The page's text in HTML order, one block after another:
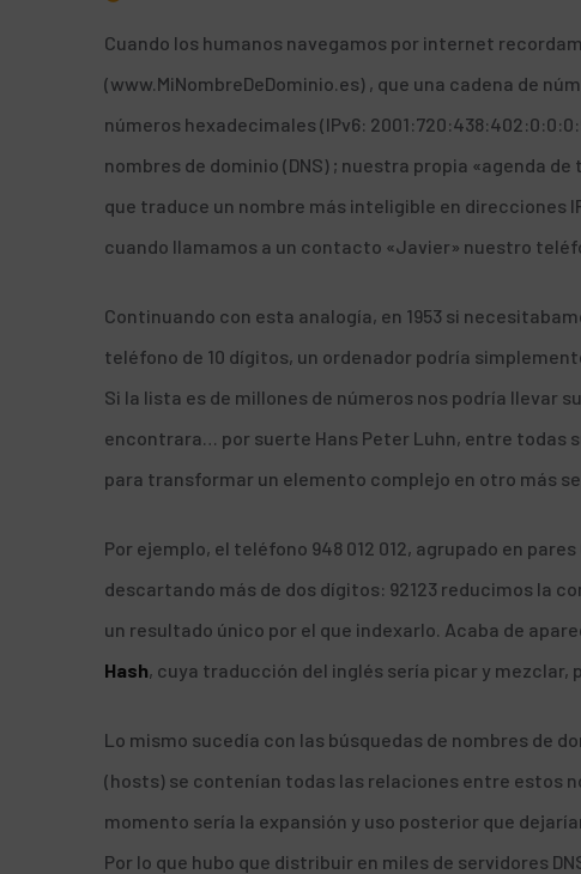
Cuando los humanos navegamos por internet
(www.MiNombreDeDominio.es) , que una cadena de
números hexadecimales (IPv6:
nombres de dominio (DNS) ; nuestra propia «agenda
que traduce un nombre más inteligible en direcciones
cuando llamamos a un contacto «Javier» nuestro
Continuando con esta analogía, en 1953 si
teléfono de 10 dígitos, un ordenador podría
Si la lista es de millones de números nos podría llevar
encontrara… por suerte Hans Peter Luhn, entre todas
para transformar un elemento complejo en otro más
Por ejemplo, el teléfono 948 012 012, agrupado en pares
descartando más de dos dígitos: 92123 reducimos la
un resultado único por el que indexarlo. Acaba de
Hash, cuya traducción del inglés sería picar y mezclar,
Lo mismo sucedía con las búsquedas de nombres de
(hosts) se contenían todas las relaciones entre estos
momento sería la expansión y uso posterior que
Por lo que hubo que distribuir en miles de servidores